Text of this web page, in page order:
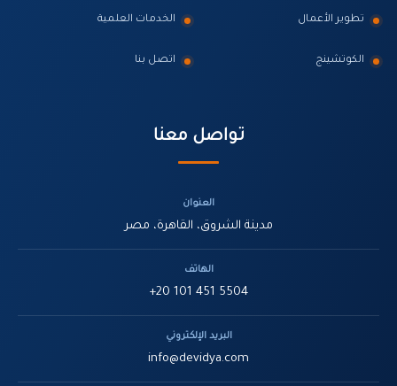
تطوير الأعمال الخدمات العلمية
الكوتشينج اتصل بنا
تواصل معنا
العنوان
مدينة الشروق، القاهرة، مصر
الهاتف
+20 101 451 5504
البريد الإلكتروني
info@devidya.com